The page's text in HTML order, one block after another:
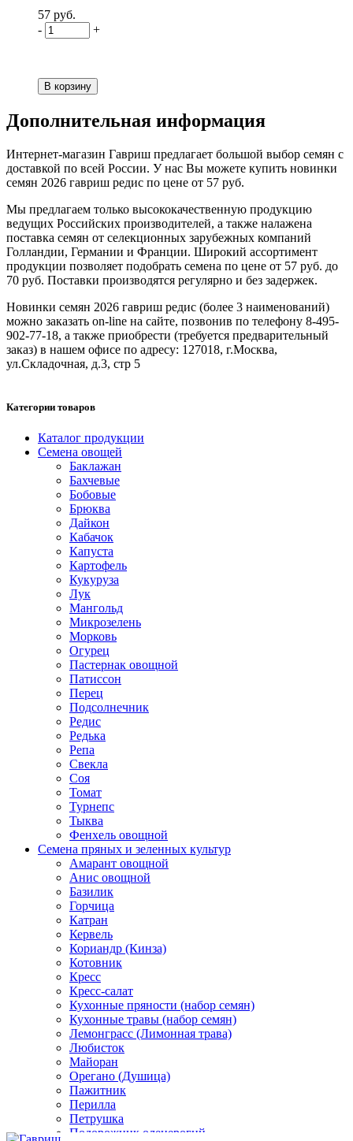
57 руб.
-
+
Дополнительная информация
Интернет-магазин Гавриш предлагает большой выбор семян с
доставкой по всей России. У нас Вы можете купить новинки
семян 2026 гавриш редис по цене от 57 руб.
Мы предлагаем только высококачественную продукцию
ведущих Российских производителей, а также налажена
поставка семян от селекционных зарубежных компаний
Голландии, Германии и Франции. Широкий ассортимент
продукции позволяет подобрать семена по цене от 57 руб. до
70 руб. Поставки производятся регулярно и без задержек.
Новинки семян 2026 гавриш редис (более 3 наименований)
можно заказать on-line на сайте, позвонив по телефону 8-495-
902-77-18, а также приобрести (требуется предварительный
заказ) в нашем офисе по адресу: 127018, г.Москва,
ул.Складочная, д.3, стр 5
Категории товаров
Каталог продукции
Семена овощей
Баклажан
Бахчевые
Бобовые
Брюква
Дайкон
Кабачок
Капуста
Картофель
Кукуруза
Лук
Мангольд
Микрозелень
Морковь
Огурец
Пастернак овощной
Патиссон
Перец
Подсолнечник
Редис
Редька
Репа
Свекла
Соя
Томат
Турнепс
Тыква
Фенхель овощной
Семена пряных и зеленных культур
Амарант овощной
Анис овощной
Базилик
Горчица
Катран
Кервель
Кориандр (Кинза)
Котовник
Кресс
Кресс-салат
Кухонные пряности (набор семян)
Кухонные травы (набор семян)
Лемонграсс (Лимонная трава)
Любисток
Майоран
Орегано (Душица)
Пажитник
Перилла
Петрушка
Подорожник оленерогий